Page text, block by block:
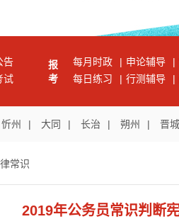
告
试
报
考
每月时政 | 申论辅导 |
每日练习
| 行测辅导 |
忻州 | 大同 | 长治 | 朔州 | 晋城
常识
2019年公务员常识判断宪